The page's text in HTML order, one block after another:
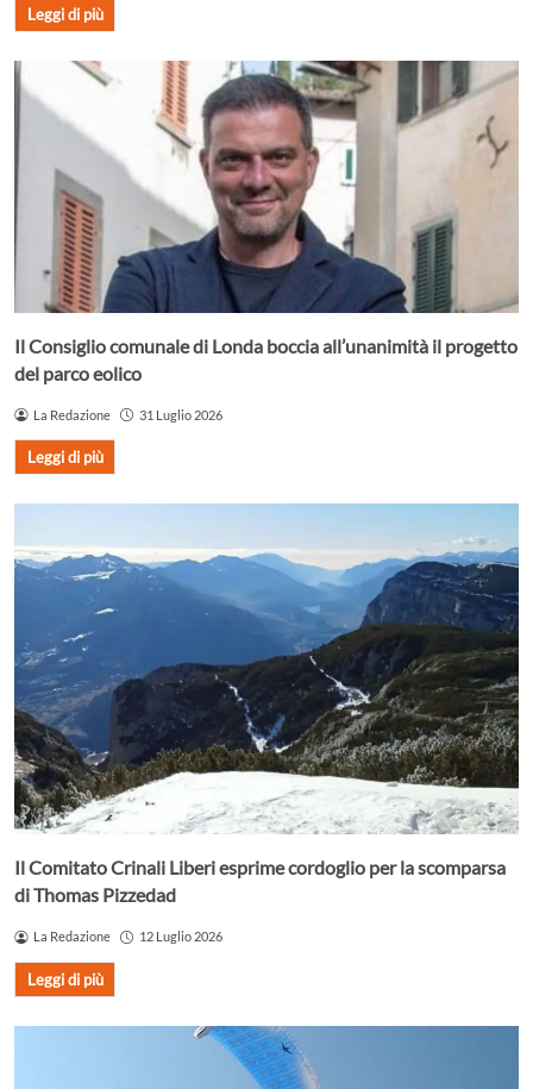
Leggi di più
Il Consiglio comunale di Londa boccia all’unanimità il progetto
del parco eolico
La Redazione 31 Luglio 2026
Leggi di più
Il Comitato Crinali Liberi esprime cordoglio per la scomparsa
di Thomas Pizzedad
La Redazione 12 Luglio 2026
Leggi di più